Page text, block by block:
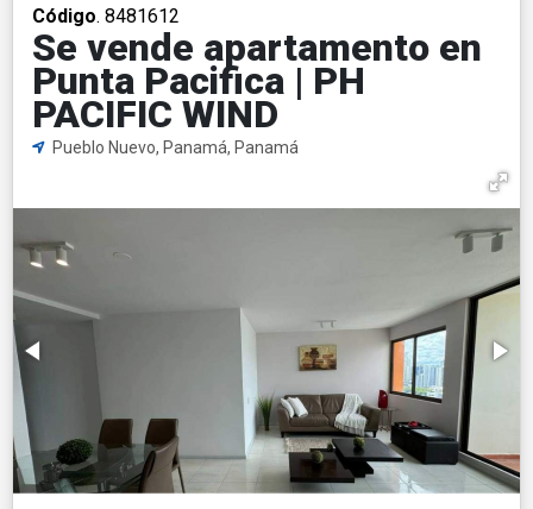
Código. 8481612
Se vende apartamento en
Punta Pacifica | PH
PACIFIC WIND
Pueblo Nuevo, Panamá, Panamá